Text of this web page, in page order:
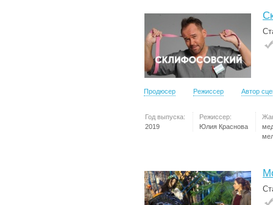
Продюсер Режиссер Автор
Год выпуска:
2019
Режиссер:
Юлия Краснова